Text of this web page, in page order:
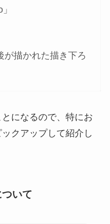
が描かれた描き下ろ
になるので、特にお
クアップして紹介し
いて